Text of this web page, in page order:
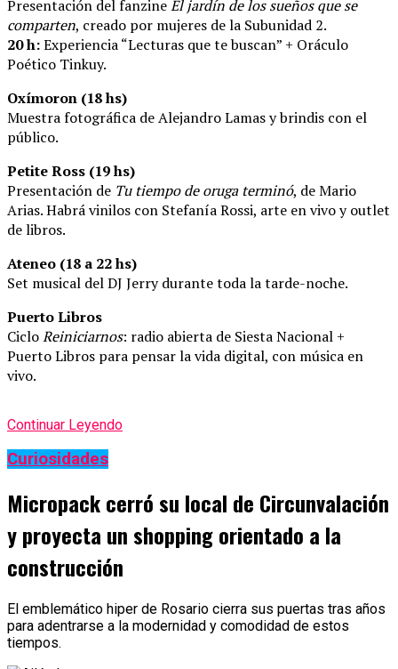
Presentación del fanzineEl jardín de los sueños que se
comparten, creado por mujeres de la Subunidad 2.
20 h:Experiencia “Lecturas que te buscan” + Oráculo
Poético Tinkuy.
Oxímoron (18 hs)
Muestra fotográfica de Alejandro Lamas y brindis con el
público.
Petite Ross (19 hs)
Presentación de Tu tiempo de oruga terminó, de Mario
Arias. Habrá vinilos con Stefanía Rossi, arte en vivo y outlet
de libros.
Ateneo (18 a 22 hs)
Set musical del DJ Jerry durante toda la tarde-noche.
Puerto Libros
CicloReiniciarnos: radio abierta de Siesta Nacional +
Puerto Libros para pensar la vida digital, con música en
vivo.
Continuar Leyendo
Curiosidades
Micropack cerró su local de Circunvalación
y proyecta un shopping orientado a la
construcción
El emblemático hiper de Rosario cierra sus puertas tras años
para adentrarse a la modernidad y comodidad de estos
tiempos.